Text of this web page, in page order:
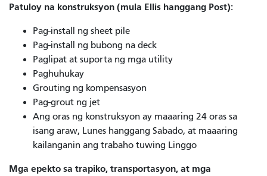
Patuloy na konstruksyon (mula Ellis hanggang Post):
Pag-install ng sheet pile
Pag-install ng bubong na deck
Paglipat at suporta ng mga utility
Paghuhukay
Grouting ng kompensasyon
Pag-grout ng jet
Ang oras ng konstruksyon ay maaaring 24 oras sa
isang araw, Lunes hanggang Sabado, at maaaring
kailanganin ang trabaho tuwing Linggo
Mga epekto sa trapiko, transportasyon, at mga